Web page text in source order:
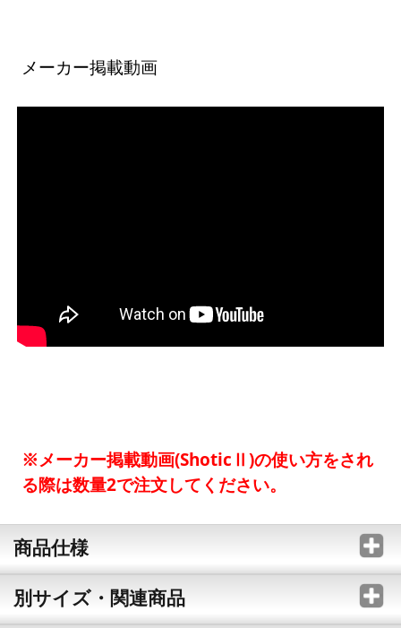
メーカー掲載動画
※メーカー掲載動画(ShoticⅡ)の使い方をされ
る際は数量2で注文してください。
商品仕様
別サイズ・関連商品